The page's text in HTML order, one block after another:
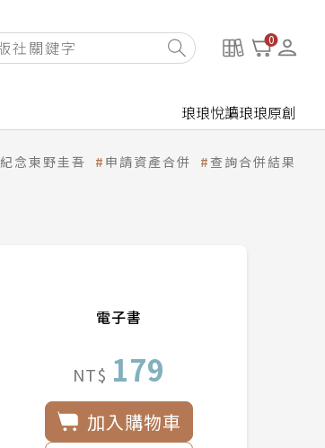
0
琅琅悅讀琅琅原創
紀念東野圭吾 申請資產合併 查詢合併結果
電子書
NT$ 179
加入購物車